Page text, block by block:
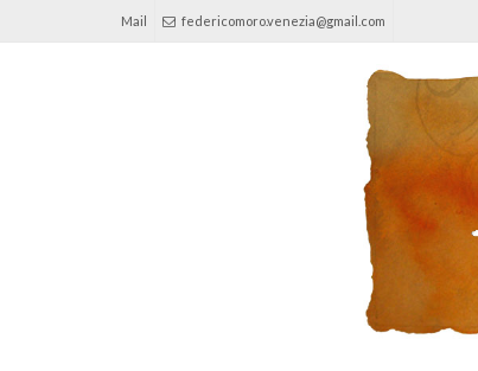
Mail federicomoro.venezia@gmail.com